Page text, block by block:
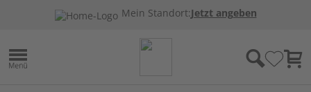
Mein Standort:Jetzt angeben